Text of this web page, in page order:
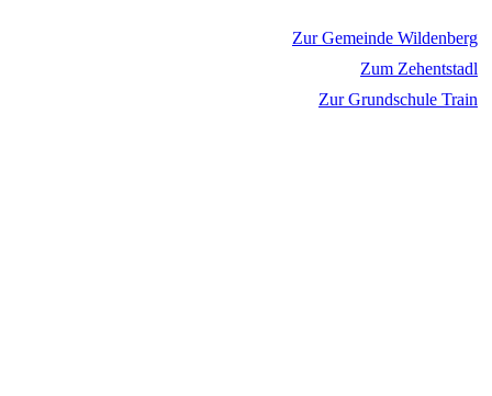
Zur Gemeinde Wildenberg
Zum Zehentstadl
Zur Grundschule Train